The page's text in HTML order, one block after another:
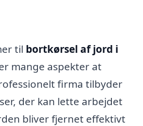
til bortkørsel af jord i
mange aspekter at
firma tilbyder
der kan lette arbejdet
bliver fjernet effektivt